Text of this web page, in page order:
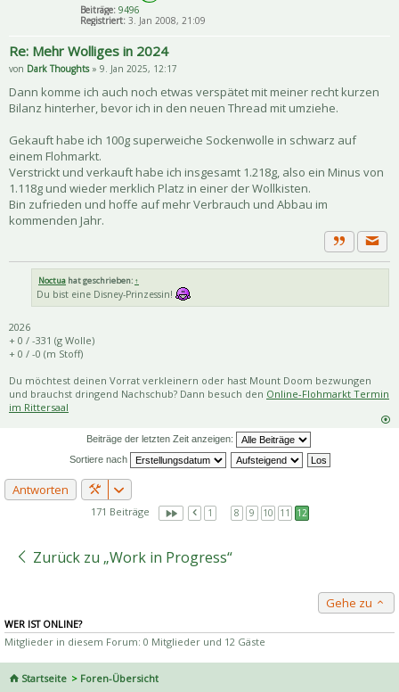
Beiträge: 9496
Registriert: 3. Jan 2008, 21:09
Re: Mehr Wolliges in 2024
von Dark Thoughts» 9. Jan 2025, 12:17
Dann komme ich auch noch etwas verspätet mit meiner recht kurzen
Bilanz hinterher, bevor ich in den neuen Thread mit umziehe.
Gekauft habe ich 100g superweiche Sockenwolle in schwarz auf
einem Flohmarkt.
Verstrickt und verkauft habe ich insgesamt 1.218g, also ein Minus von
1.118g und wieder merklich Platz in einer der Wollkisten.
Bin zufrieden und hoffe auf mehr Verbrauch und Abbau im
kommenden Jahr.
Zitat
Noctua hat geschrieben: ↑
Du bist eine Disney-Prinzessin!
2026
+ 0 / -331 (g Wolle)
+ 0 / -0 (m Stoff)
Du möchtest deinen Vorrat verkleinern oder hast Mount Doom bezwungen
und brauchst dringend Nachschub? Dann besuch den Online-Flohmarkt Termin
im Rittersaal
Beiträge der letzten Zeit anzeigen:
Sortiere nach
Antworten
171 Beiträge 1 8 9 10 11 12
Zurück zu „Work in Progress“
Gehe zu
WER IST ONLINE?
Mitglieder in diesem Forum: 0 Mitglieder und 12 Gäste
Startseite Foren-Übersicht